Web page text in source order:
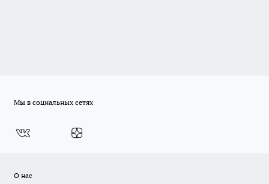
Мы в социальных сетях
О нас